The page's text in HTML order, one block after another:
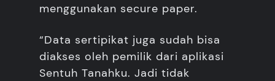
menggunakan secure paper.
“Data sertipikat juga sudah bisa
diakses oleh pemilik dari aplikasi
Sentuh Tanahku. Jadi tidak